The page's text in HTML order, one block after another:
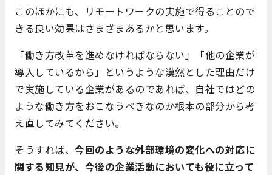
このほかにも、リモートワークの実施で得ることので
きる良い効果はさまざまあるかと思います。
「働き方改革を進めなければならない」「他の企業が
導入しているから」というような漠然とした理由だけ
で実施している企業があるのであれば、自社ではどの
ような働き方をおこなうべきなのか根本の部分から考
え直してみてください。
そうすれば、 今回のような外部環境の変化への対応に
関する知見が、今後の企業活動においても役に立って